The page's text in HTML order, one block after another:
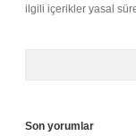
ilgili içerikler yasal
Son yorumlar